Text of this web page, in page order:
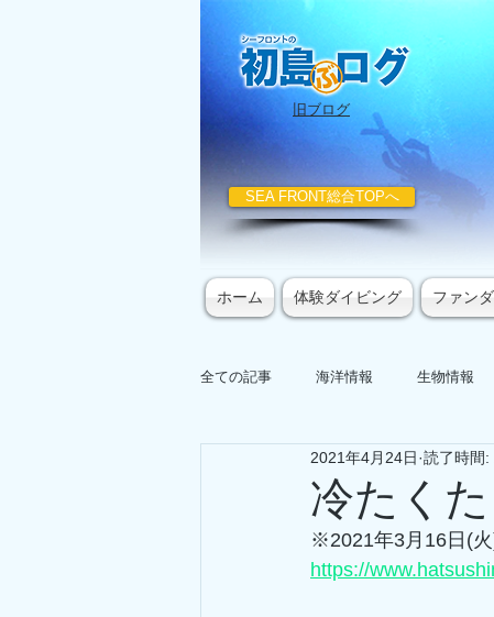
SEA FRONT総合TOPへ
​旧ブログ
ホーム 体験ダイビング ファン
全ての記事 海洋情報 生物情報
冷たく
2021年4月24日 読了時間:
※2021年3月16日(
https://